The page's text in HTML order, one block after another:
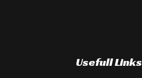
Usefull Links